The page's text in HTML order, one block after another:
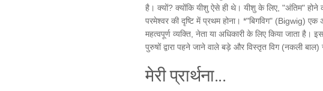
है। क्यों? क्योंकि यीशु ऐसे ही थे। यीशु के लिए, "अंतिम" होने
परमेश्वर की दृष्टि में प्रथम होना। *"बिगविग" (Bigwig) एक
महत्वपूर्ण व्यक्ति, नेता या अधिकारी के लिए किया जाता है।
पुरुषों द्वारा पहने जाने वाले बड़े और विस्तृत विग (नकली
मेरी प्रार्थना...